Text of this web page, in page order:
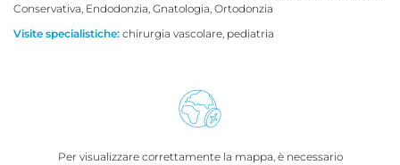
Conservativa, Endodonzia, Gnatologia, Ortodonzia
Visite specialistiche: chirurgia vascolare, pediatria
Per visualizzare correttamente la mappa, è necessario